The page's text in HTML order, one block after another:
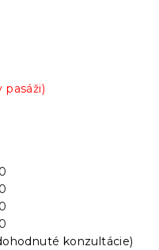
pasáži)
konzultácie)